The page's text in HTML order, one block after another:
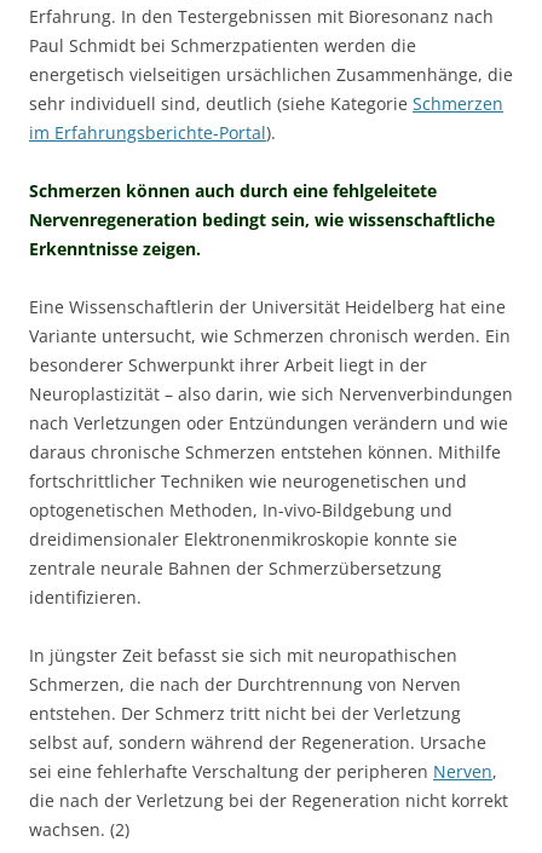
Erfahrung. In den Testergebnissen mit Bioresonanz nach
Paul Schmidt bei Schmerzpatienten werden die
energetisch vielseitigen ursächlichen Zusammenhänge, die
sehr individuell sind, deutlich (siehe Kategorie Schmerzen
im Erfahrungsberichte-Portal).
Schmerzen können auch durch eine fehlgeleitete
Nervenregeneration bedingt sein, wie wissenschaftliche
Erkenntnisse zeigen.
Eine Wissenschaftlerin der Universität Heidelberg hat eine
Variante untersucht, wie Schmerzen chronisch werden. Ein
besonderer Schwerpunkt ihrer Arbeit liegt in der
Neuroplastizität – also darin, wie sich Nervenverbindungen
nach Verletzungen oder Entzündungen verändern und wie
daraus chronische Schmerzen entstehen können. Mithilfe
fortschrittlicher Techniken wie neurogenetischen und
optogenetischen Methoden, In-vivo-Bildgebung und
dreidimensionaler Elektronenmikroskopie konnte sie
zentrale neurale Bahnen der Schmerzübersetzung
identifizieren.
In jüngster Zeit befasst sie sich mit neuropathischen
Schmerzen, die nach der Durchtrennung von Nerven
entstehen. Der Schmerz tritt nicht bei der Verletzung
selbst auf, sondern während der Regeneration. Ursache
sei eine fehlerhafte Verschaltung der peripheren Nerven,
die nach der Verletzung bei der Regeneration nicht korrekt
wachsen. (2)